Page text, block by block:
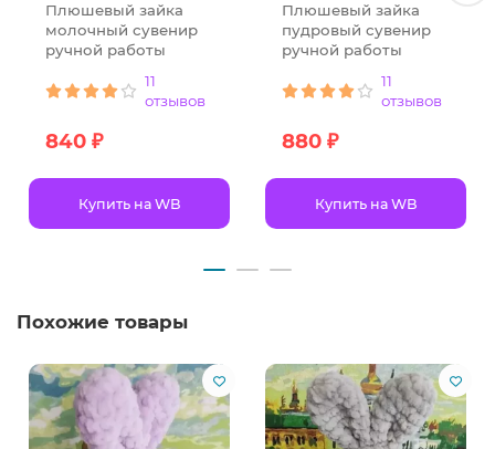
Плюшевый зайка
молочный сувенир
ручной работы
11
отзывов
840 ₽
Купить на WB
Плюшевый зайка
пудровый сувенир
ручной работы
11
отзывов
880 ₽
Купить на WB
Похожие товары